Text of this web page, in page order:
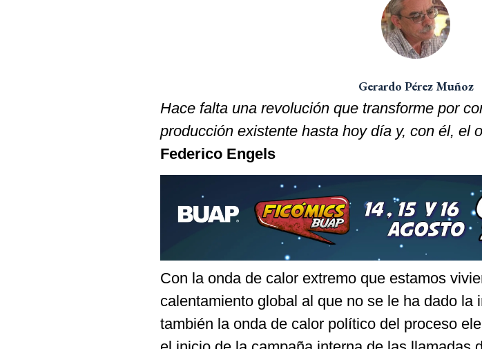
Gerardo Pérez Muñoz
Hace falta una revolución que transforme por
producción existente hasta hoy día y, con él, el
Federico Engels
Con la onda de calor extremo que estamos
calentamiento global al que no se le ha dado la
también la onda de calor político del proceso